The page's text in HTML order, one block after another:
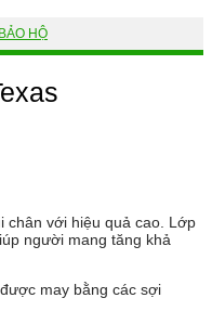
HỘ
chân với hiệu quả cao. Lớp
người mang tăng khả
may bằng các sợi